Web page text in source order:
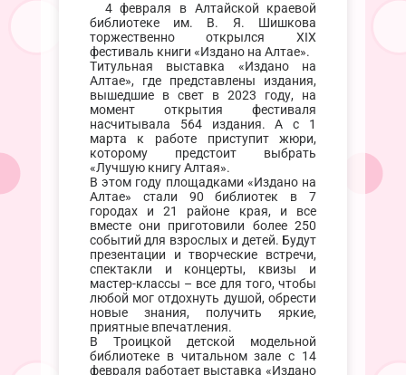
4 февраля в Алтайской краевой
библиотеке им. В. Я. Шишкова
торжественно открылся XIX
фестиваль книги «Издано на Алтае».
Титульная выставка «Издано на
Алтае», где представлены издания,
вышедшие в свет в 2023 году, на
момент открытия фестиваля
насчитывала 564 издания. А с 1
марта к работе приступит жюри,
которому предстоит выбрать
«Лучшую книгу Алтая».
В этом году площадками «Издано на
Алтае» стали 90 библиотек в 7
городах и 21 районе края, и все
вместе они приготовили более 250
событий для взрослых и детей. Будут
презентации и творческие встречи,
спектакли и концерты, квизы и
мастер-классы – все для того, чтобы
любой мог отдохнуть душой, обрести
новые знания, получить яркие,
приятные впечатления.
В Троицкой детской модельной
библиотеке в читальном зале с 14
февраля работает выставка «Издано